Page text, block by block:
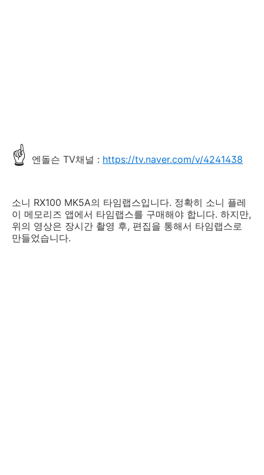
☝ 엔돌슨 TV채널 : https://tv.naver.com/v/4241438
소니 RX100 MK5A의 타임랩스입니다. 정확히 소니 플레
이 메모리즈 앱에서 타임랩스를 구매해야 합니다. 하지만,
위의 영상은 장시간 촬영 후, 편집을 통해서 타임랩스로
만들었습니다.